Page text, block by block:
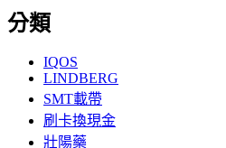
分類
IQOS
LINDBERG
SMT載帶
刷卡換現金
壯陽藥